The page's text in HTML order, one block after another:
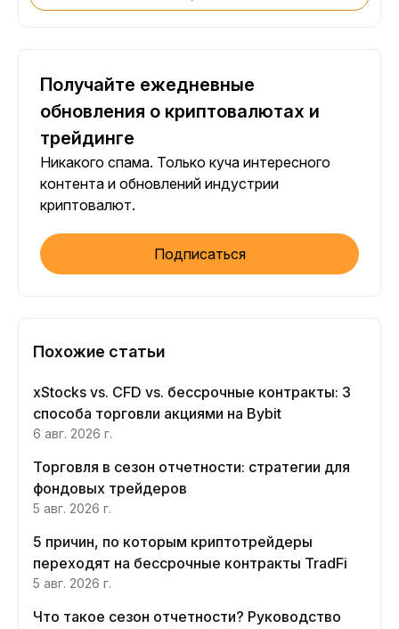
Получайте ежедневные
обновления о криптовалютах и
трейдинге
Никакого спама. Только куча интересного
контента и обновлений индустрии
криптовалют.
Подписаться
Похожие статьи
xStocks vs. CFD vs. бессрочные контракты: 3
способа торговли акциями на Bybit
6 авг. 2026 г.
Торговля в сезон отчетности: стратегии для
фондовых трейдеров
5 авг. 2026 г.
5 причин, по которым криптотрейдеры
переходят на бессрочные контракты TradFi
5 авг. 2026 г.
Что такое сезон отчетности? Руководство